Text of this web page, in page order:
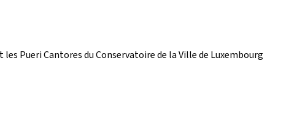
Pueri Cantores du Conservatoire de la Ville de Luxembourg